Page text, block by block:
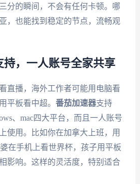
分的瞬间，不会有任何卡顿。哪
，也能找到稳定的节点，流畅观
持，一人账号全家共享
直播，海外工作者可能用电脑看
平板看中超。 番茄加速器支持
、mac四大平台，而且一人账号
使用。比如你在加拿大上班，用
在手机上看世界杯，孩子用平板
影响。这样的灵活度，特别适合